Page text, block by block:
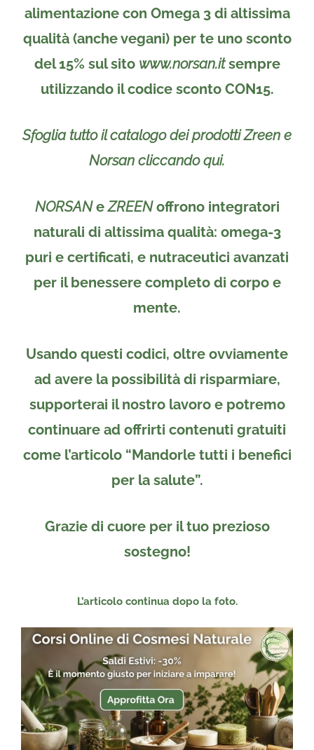
alimentazione con Omega 3 di altissima
qualità (anche vegani) per te uno sconto
del 15% sul sito www.norsan.itsempre
utilizzando il codice sconto CON15.
Sfoglia tutto il catalogo dei prodotti Zreen e
Norsan cliccando qui.
NORSANeZREENoffrono integratori
naturali di altissima qualità: omega‑3
puri e certificati, e nutraceutici avanzati
per il benessere completo di corpo e
mente.
Usando questi codici, oltre ovviamente
ad avere la possibilità di risparmiare,
supporterai il nostro lavoro e potremo
continuare ad offrirti contenuti gratuiti
come l’articolo “Mandorle tutti i benefici
per la salute”.
Grazie di cuore per il tuo prezioso
sostegno!
L’articolo continua dopo la foto.